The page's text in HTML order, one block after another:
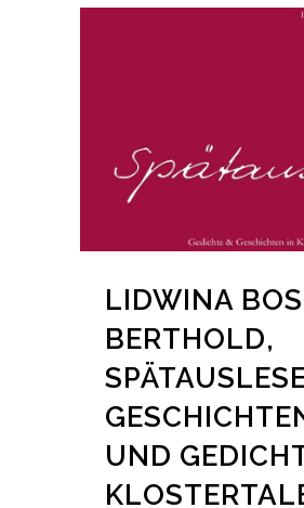
LIDWINA
BERTHOLD,
UND